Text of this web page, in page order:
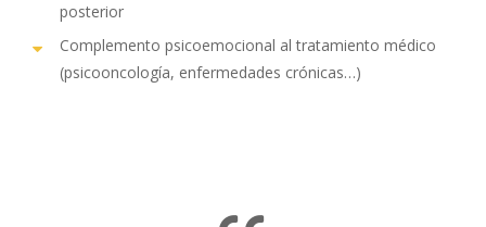
posterior
Complemento psicoemocional al tratamiento médico
(psicooncología, enfermedades crónicas…)